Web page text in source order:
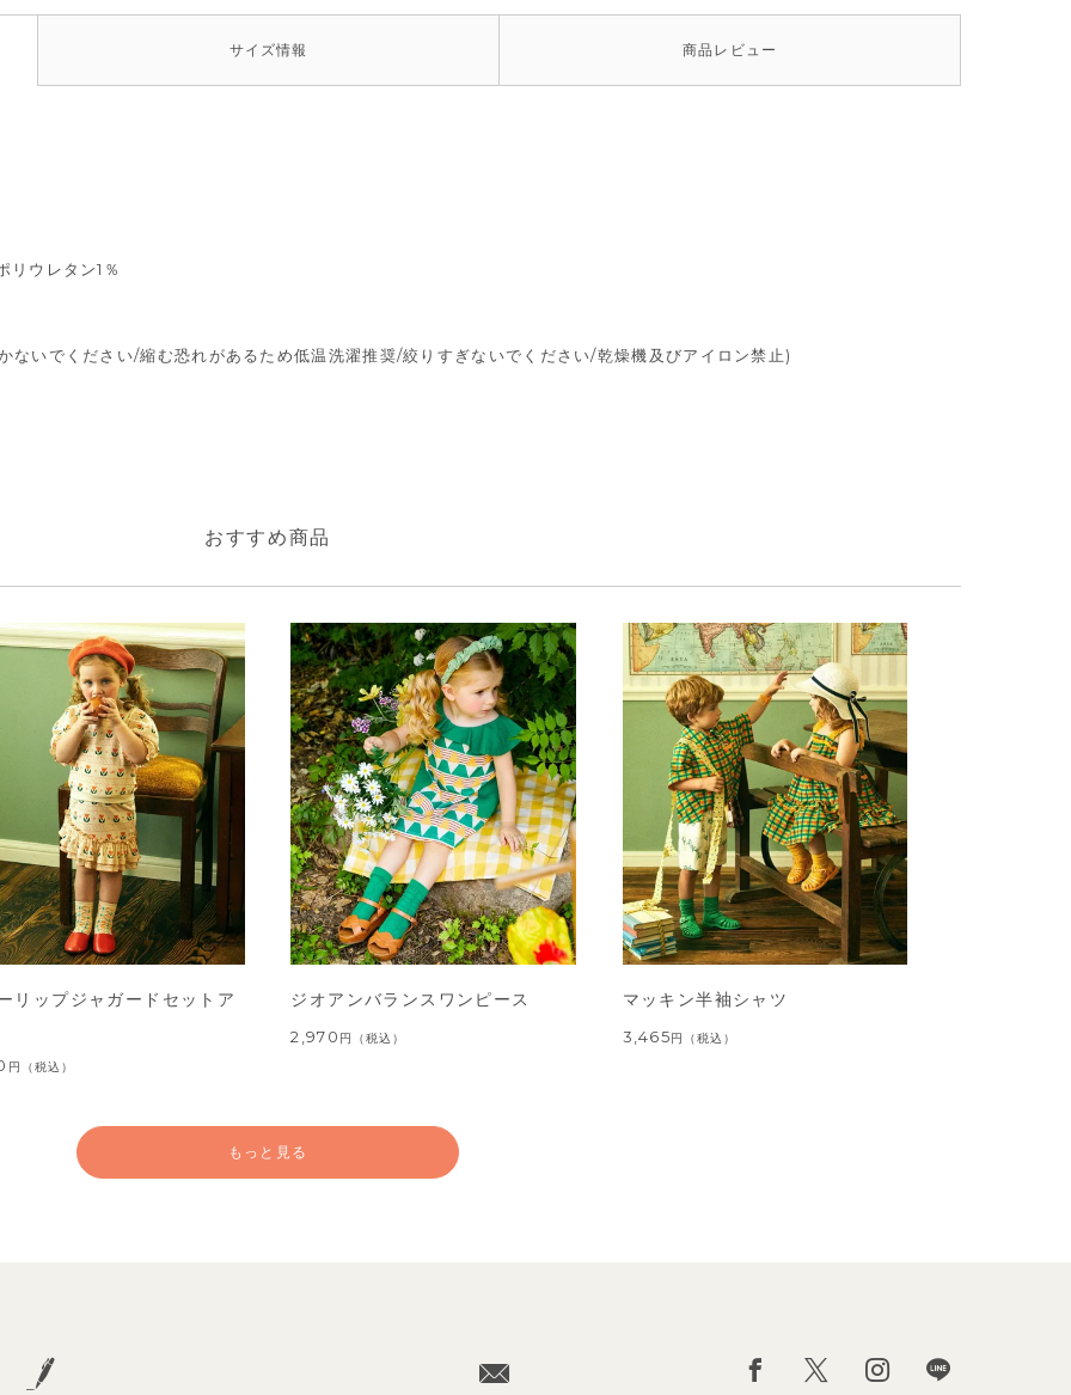
サイズ情報 商品 レビュー
リウレタン1％
ないでください/縮む恐れがあるため低温洗濯推奨/絞りすぎないでください/乾燥機及びアイロン禁止)
おすすめ商品
リップジャガードセットア
円 （税込）
ジオアンバランスワンピース
2,970 円 （税込）
マッキン半袖シャツ
3,465円 （税込）
もっと見る